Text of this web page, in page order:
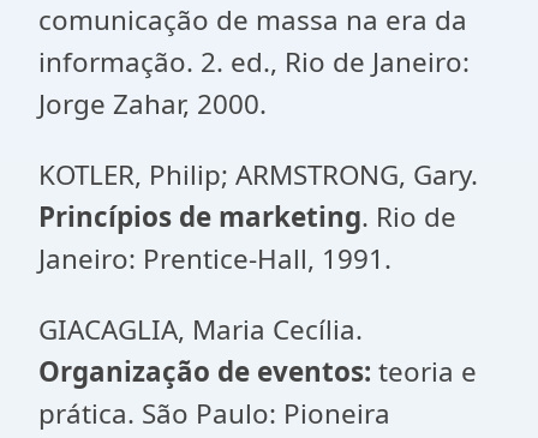
comunicação de massa na era da
informação. 2. ed., Rio de Janeiro:
Jorge Zahar, 2000.
KOTLER, Philip; ARMSTRONG, Gary.
Princípios de marketing. Rio de
Janeiro: Prentice-Hall, 1991.
GIACAGLIA, Maria Cecília.
Organização de eventos: teoria e
prática. São Paulo: Pioneira